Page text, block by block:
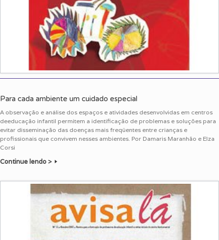
Para cada ambiente um cuidado especial
A observação e análise dos espaços e atividades desenvolvidas em centros
deeducação infantil permitem a identificação de problemas e soluções para
evitar disseminação das doenças mais freqüentes entre crianças e
profissionais que convivem nesses ambientes. Por Damaris Maranhão e Elza
Corsi
Continue lendo >